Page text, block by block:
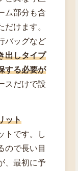
ム部分も含
けます。
バッグなど
出しタイプ
する必要が
スだけで設
ット
トです。し
ので長い目
、最初に予